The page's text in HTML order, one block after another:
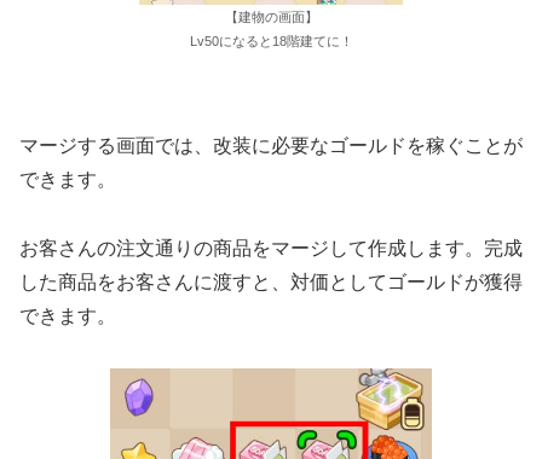
【建物の画面】
Lv50になると18階建てに！
マージする画面では、改装に必要なゴールドを稼ぐことが
できます。
お客さんの注文通りの商品をマージして作成します。完成
した商品をお客さんに渡すと、対価としてゴールドが獲得
できます。